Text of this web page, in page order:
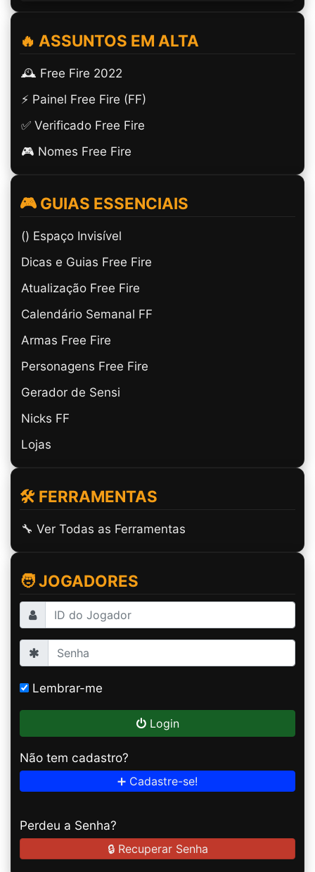
🔥 ASSUNTOS EM ALTA
🕰️ Free Fire 2022
⚡ Painel Free Fire (FF)
✅ Verificado Free Fire
🎮 Nomes Free Fire
🎮 GUIAS ESSENCIAIS
(ㅤ) Espaço Invisível
Dicas e Guias Free Fire
Atualização Free Fire
Calendário Semanal FF
Armas Free Fire
Personagens Free Fire
Gerador de Sensi
Nicks FF
Lojas
🛠️ FERRAMENTAS
🔧 Ver Todas as Ferramentas
🧑 JOGADORES
Lembrar-me
Login
Não tem cadastro?
➕ Cadastre-se!
Perdeu a Senha?
🔒 Recuperar Senha